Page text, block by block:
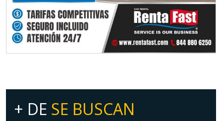
+ DE SE BUSCAN